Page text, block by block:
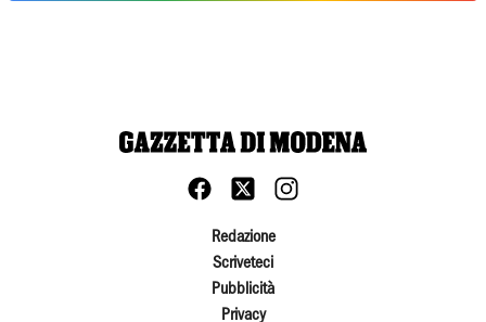
Redazione
Scriveteci
Pubblicità
Privacy